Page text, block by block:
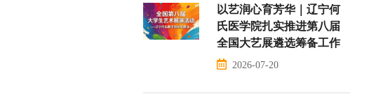
以艺润心育芳华｜辽宁何
氏医学院扎实推进第八届
全国大艺展遴选筹备工作
2026-07-20